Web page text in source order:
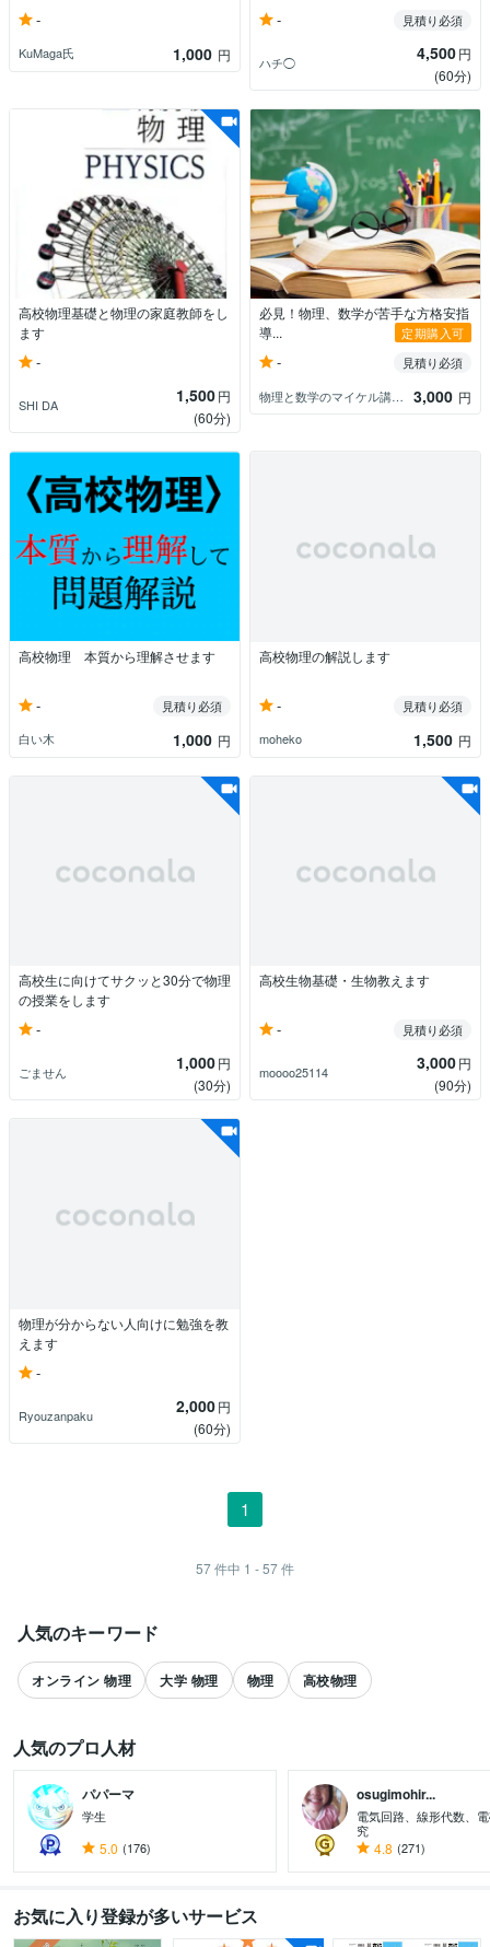
-
KuMaga氏 1,000 円
- 見積り必須
ハチ◯ 4,500円
(60分)
高校物理基礎と物理の家庭教師をし
ます
-
SHI DA 1,500円
(60分)
必見！物理、数学が苦手な方格安指
導...
定期購入可
-
見積り必須
物理と数学のマイケル講師 純日本人です笑
3,000 円
高校物理 本質から理解させます
-
見積り必須
白い木
1,000 円
高校物理の解説します
-
見積り必須
moheko
1,500 円
高校生に向けてサクッと30分で物理
の授業をします
-
ごません 1,000円
(30分)
高校生物基礎・生物教えます
- 見積り必須
moooo25114 3,000円
(90分)
物理が分からない人向けに勉強を教
えます
-
Ryouzanpaku 2,000円
(60分)
1
57件中 1 - 57件
人気のキーワード
オンライン 物理 大学 物理 物理 高校物理
すべて見る
人気のプロ人材
パパーマ
学生
5.0 (176)
osugimohir...
電気回路、線形代数、
究
4.8 (271)
お気に入り登録が多いサービス